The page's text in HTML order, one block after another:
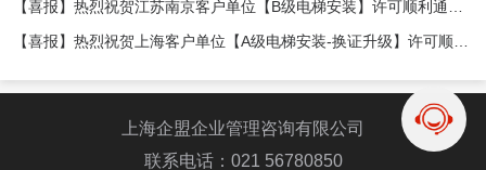
上海企盟企业管理咨询有限公司
联系电话：021 56780850